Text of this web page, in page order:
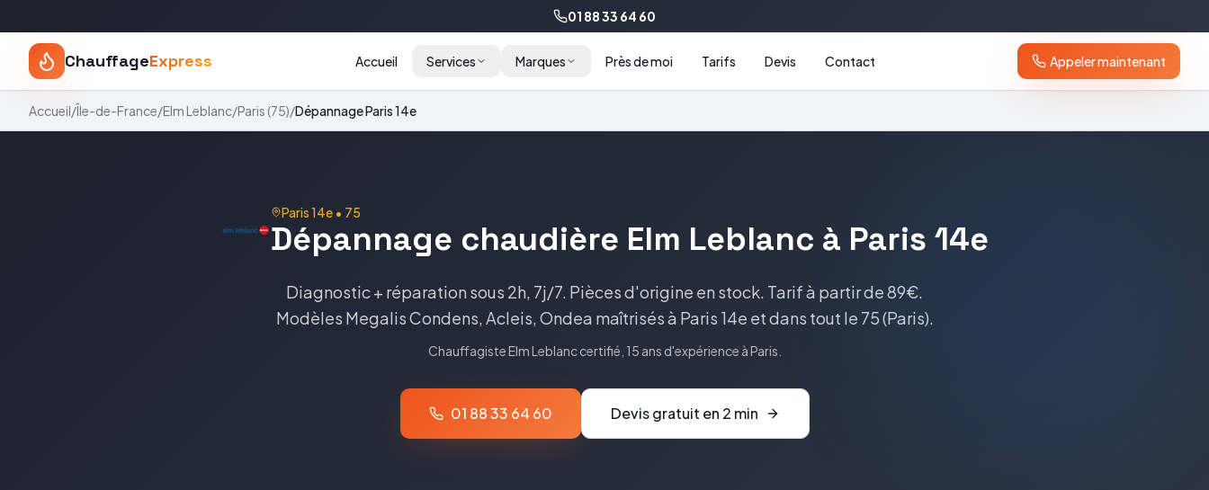
01 88 33 64 60
ChauffageExpress Accueil Services Marques Près de moi Tarifs Devis Contact Appeler maintenant
Accueil/Île-de-France/Elm Leblanc/Paris (75)/DépannageParis 14e
Paris 14e • 75
Dépannage chaudière Elm Leblanc à Paris 14e
Diagnostic + réparation sous 2h, 7j/7. Pièces d'origine en stock. Tarifà partir de 89€.
Modèles Megalis Condens, Acleis, Ondea maîtrisés à Paris 14e et dans tout le 75(Paris).
ChauffagisteElm Leblanccertifié, 15 ans d'expérience àParis
01 88 33 64 60 Devis gratuit en 2 min